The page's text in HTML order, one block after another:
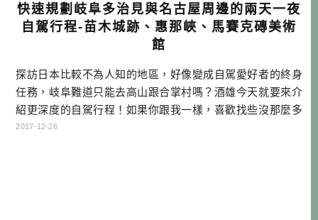
快速規劃岐阜多治見與名古屋周邊的兩天一夜
自駕行程-苗木城跡、惠那峽、馬賽克磚美術
館
探訪日本比較不為人知的地區，好像變成自駕愛好者的終身
任務，岐阜難道只能去高山跟合掌村嗎？酒雄今天就要來介
紹更深度的自駕行程！如果你跟我一樣，喜歡找些沒那麼多
團體客人的地方，那這些行程，就很值得參考哦！ 岐阜愛知
2017-12-26